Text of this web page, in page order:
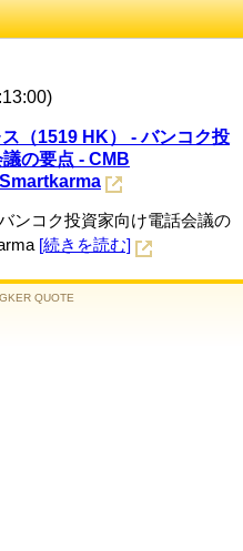
（1519 HK） - バンコク投
の要点 - CMB
ンコク投資家向け電話会議の
[続きを読む]
QUOTE